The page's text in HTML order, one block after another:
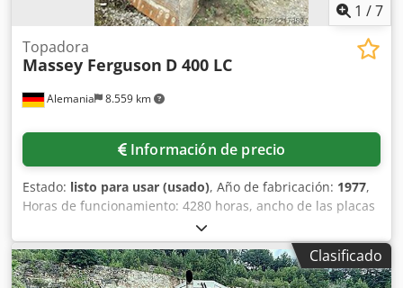
1 /7
Alemania 8.559 km
Topadora
Massey Ferguson D 400 LC
Información de precio
Estado: listo para usar (usado), Año de fabricación: 1977,
Horas de funcionamiento: 4280 horas, ancho de las placas
de la cadena: 550 mm, distancia entre orugas: 1520 mm,
longitud de apoyo de la cadena: 2090 mm, longitud del
chasis: 2080 mm, ancho del escudo: 3000 mm,
dimensiones de la máquina (largo/ancho/alto):
Clasificado